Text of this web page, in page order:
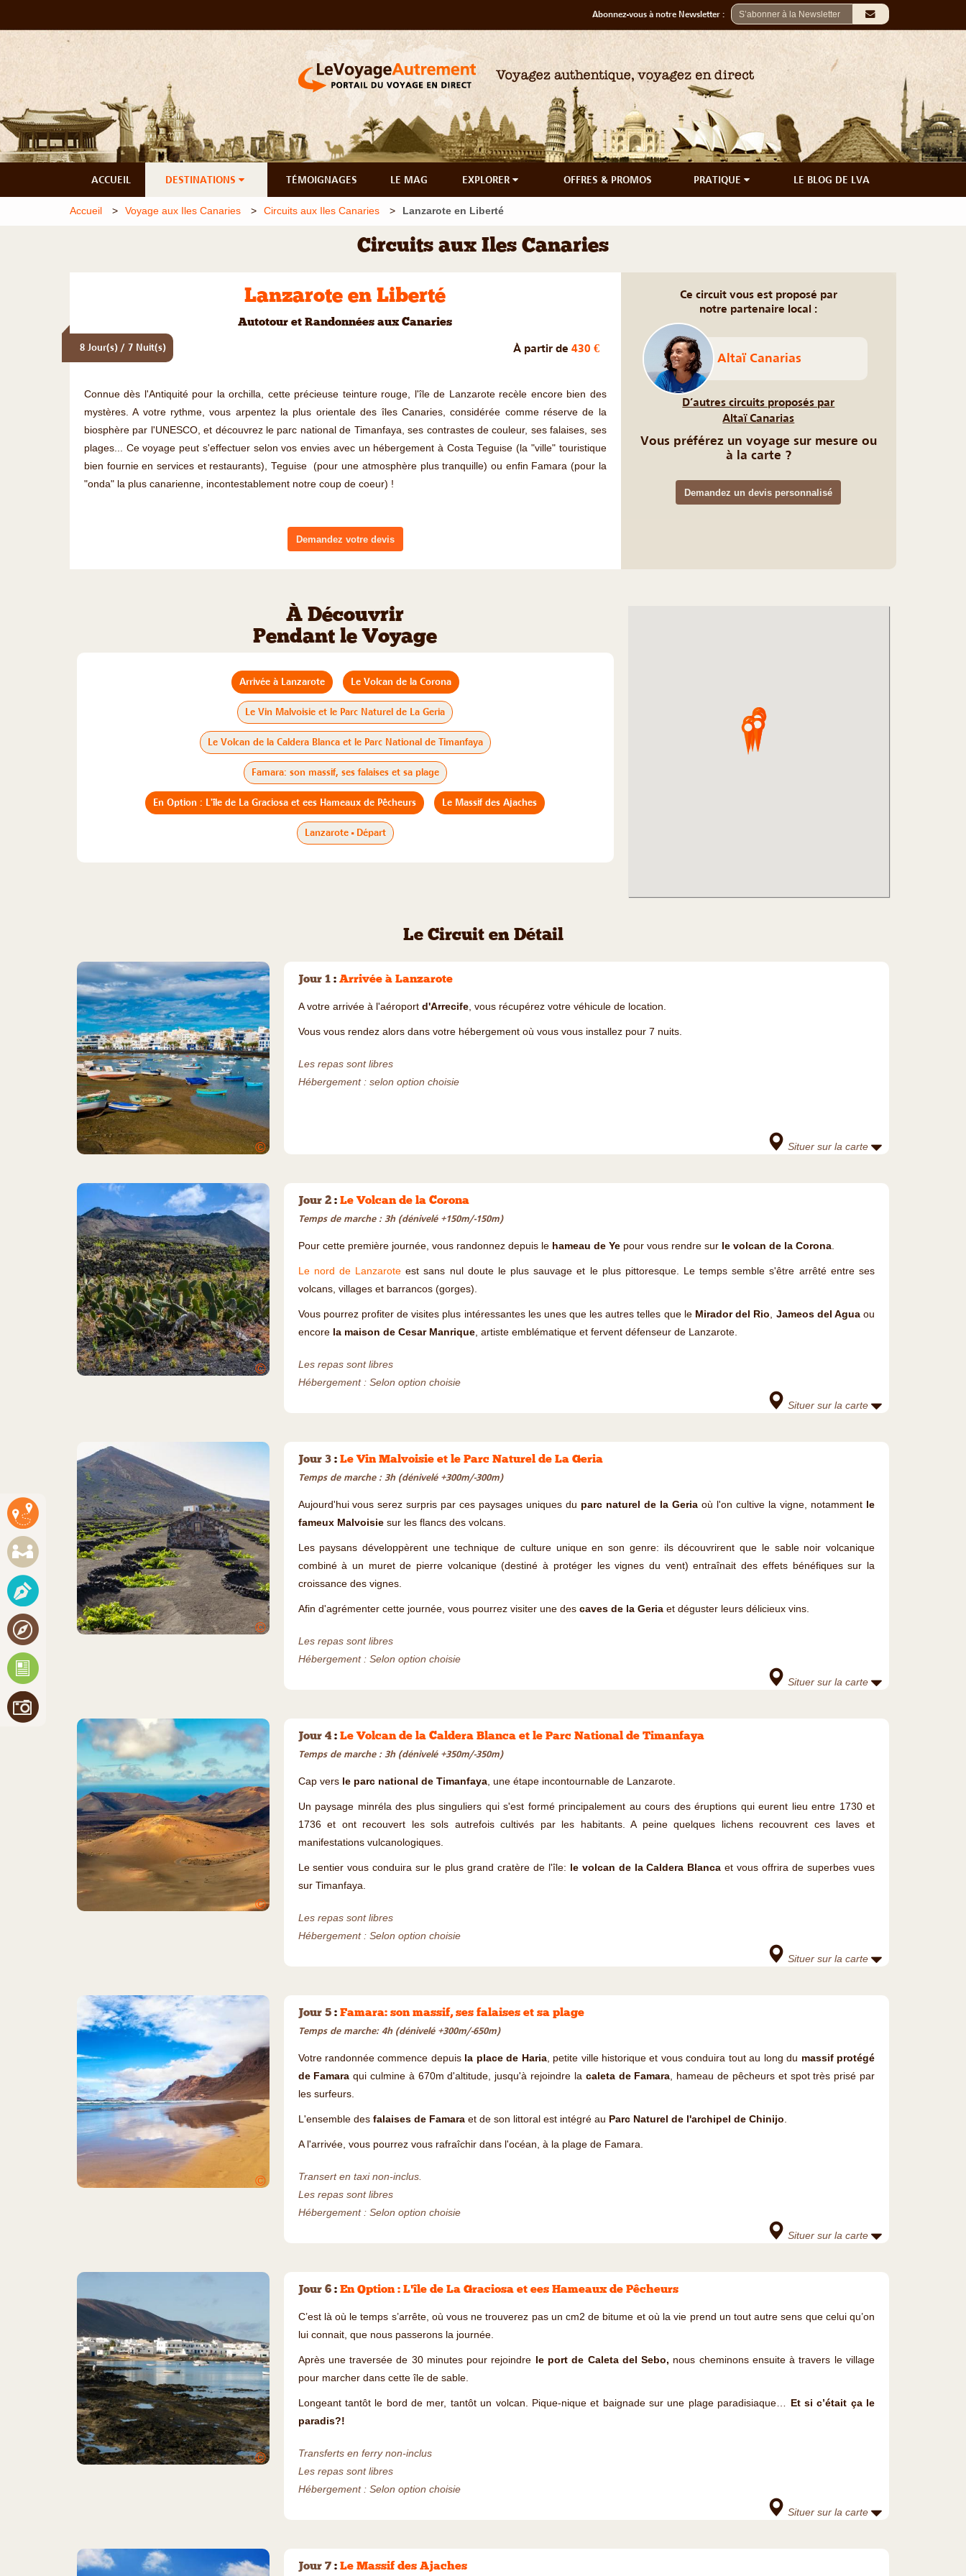
Abonnez-vous à notre Newsletter :
ACCUEIL DESTINATIONS TÉMOIGNAGES LE MAG EXPLORER OFFRES & PROMOS PRATIQUE LE BLOG DE LVA
Accueil Voyage aux Iles Canaries Circuits aux Iles Canaries Lanzarote en Liberté
Circuits aux Iles Canaries
Lanzarote en Liberté
Autotour et Randonnées aux Canaries
8 Jour(s) / 7 Nuit(s) À partir de 430 €
Connue dès l'Antiquité pour la orchilla, cette précieuse teinture rouge, l'île de Lanzarote recèle encore bien des
mystères. A votre rythme, vous arpentez la plus orientale des îles Canaries, considérée comme réserve de la
biosphère par l'UNESCO, et découvrez le parc national de Timanfaya, ses contrastes de couleur, ses falaises, ses
plages... Ce voyage peut s'effectuer selon vos envies avec un hébergement à Costa Teguise (la "ville" touristique
bien fournie en services et restaurants), Teguise (pour une atmosphère plus tranquille) ou enfin Famara (pour la
"onda" la plus canarienne, incontestablement notre coup de coeur) !
Demandez votre devis
Ce circuit vous est proposé par
notre partenaire local :
Altaï Canarias
D’autres circuits proposés par
Altaï Canarias
Vous préférez un voyage sur mesure ou
à la carte ?
Demandez un devis personnalisé
À Découvrir
Pendant le Voyage
Arrivée à Lanzarote Le Volcan de la Corona
Le Vin Malvoisie et le Parc Naturel de La Geria
Le Volcan de la Caldera Blanca et le Parc National de Timanfaya
Famara: son massif, ses falaises et sa plage
En Option : L'île de La Graciosa et ees Hameaux de Pêcheurs Le Massif des Ajaches
Lanzarote - Départ
Le Circuit en Détail
©
Jour 1: Arrivée à Lanzarote
A votre arrivée à l'aéroport d'Arrecife, vous récupérez votre véhicule de location.
Vous vous rendez alors dans votre hébergement où vous vous installez pour 7 nuits.
Les repas sont libres
Hébergement : selon option choisie
Situer sur la carte
©
Jour 2: Le Volcan de la Corona
Temps de marche : 3h (dénivelé +150m/-150m)
Pour cette première journée, vous randonnez depuis le hameau de Yepour vous rendre sur le volcan de la Corona.
Le nord de Lanzarote est sans nul doute le plus sauvage et le plus pittoresque. Le temps semble s'être arrêté entre ses
volcans, villages et barrancos (gorges).
Vous pourrez profiter de visites plus intéressantes les unes que les autres telles que le Mirador del Rio, Jameos del Aguaou
encore la maison de Cesar Manrique, artiste emblématique et fervent défenseur de Lanzarote.
Les repas sont libres
Hébergement : Selon option choisie
Situer sur la carte
©
Jour 3: Le Vin Malvoisie et le Parc Naturel de La Geria
Temps de marche : 3h (dénivelé +300m/-300m)
Aujourd'hui vous serez surpris par ces paysages uniques du parc naturel de la Geria où l'on cultive la vigne, notamment le
fameux Malvoisiesur les flancs des volcans.
Les paysans développèrent une technique de culture unique en son genre: ils découvrirent que le sable noir volcanique
combiné à un muret de pierre volcanique (destiné à protéger les vignes du vent) entraînait des effets bénéfiques sur la
croissance des vignes.
Afin d'agrémenter cette journée, vous pourrez visiter une des caves de la Geria et déguster leurs délicieux vins.
Les repas sont libres
Hébergement : Selon option choisie
Situer sur la carte
©
Jour 4: Le Volcan de la Caldera Blanca et le Parc National de Timanfaya
Temps de marche : 3h (dénivelé +350m/-350m)
Cap vers le parc national de Timanfaya, une étape incontournable de Lanzarote.
Un paysage minréla des plus singuliers qui s'est formé principalement au cours des éruptions qui eurent lieu entre 1730 et
1736 et ont recouvert les sols autrefois cultivés par les habitants. A peine quelques lichens recouvrent ces laves et
manifestations vulcanologiques.
Le sentier vous conduira sur le plus grand cratère de l'île: le volcan de la Caldera Blancaet vous offrira de superbes vues
sur Timanfaya.
Les repas sont libres
Hébergement : Selon option choisie
Situer sur la carte
©
Jour 5: Famara: son massif, ses falaises et sa plage
Temps de marche: 4h (dénivelé +300m/-650m)
Votre randonnée commence depuis la place de Haria, petite ville historique et vous conduira tout au long du massif protégé
de Famara qui culmine à 670m d'altitude, jusqu'à rejoindre la caleta de Famara, hameau de pêcheurs et spot très prisé par
les surfeurs.
L'ensemble des falaises de Famaraet de son littoral est intégré au Parc Naturel de l'archipel de Chinijo.
A l'arrivée, vous pourrez vous rafraîchir dans l'océan, à la plage de Famara.
Transert en taxi non-inclus.
Les repas sont libres
Hébergement : Selon option choisie
Situer sur la carte
©
Jour 6: En Option : L'île de La Graciosa et ees Hameaux de Pêcheurs
C’est là où le temps s’arrête, où vous ne trouverez pas un cm2 de bitume et où la vie prend un tout autre sens que celui qu’on
lui connait, que nous passerons la journée.
Après une traversée de 30 minutes pour rejoindre le port de Caleta del Sebo, nous cheminons ensuite à travers le village
pour marcher dans cette île de sable.
Longeant tantôt le bord de mer, tantôt un volcan. Pique-nique et baignade sur une plage paradisiaque…
Et si c’était ça le
paradis?!
Transferts en ferry non-inclus
Les repas sont libres
Hébergement : Selon option choisie
Situer sur la carte
Jour 7: Le Massif des Ajaches